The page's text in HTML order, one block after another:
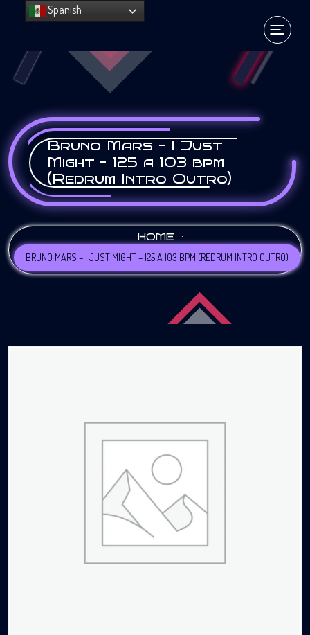
Bruno Mars – I Just
Might – 125 a 103 bpm
(Redrum Intro Outro)
HOME
:
BRUNO MARS – I JUST MIGHT – 125 A 103 BPM (REDRUM INTRO OUTRO)
Spanish